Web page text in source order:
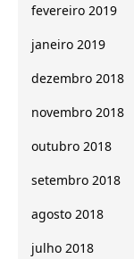
fevereiro 2019
janeiro 2019
dezembro 2018
novembro 2018
outubro 2018
setembro 2018
agosto 2018
julho 2018